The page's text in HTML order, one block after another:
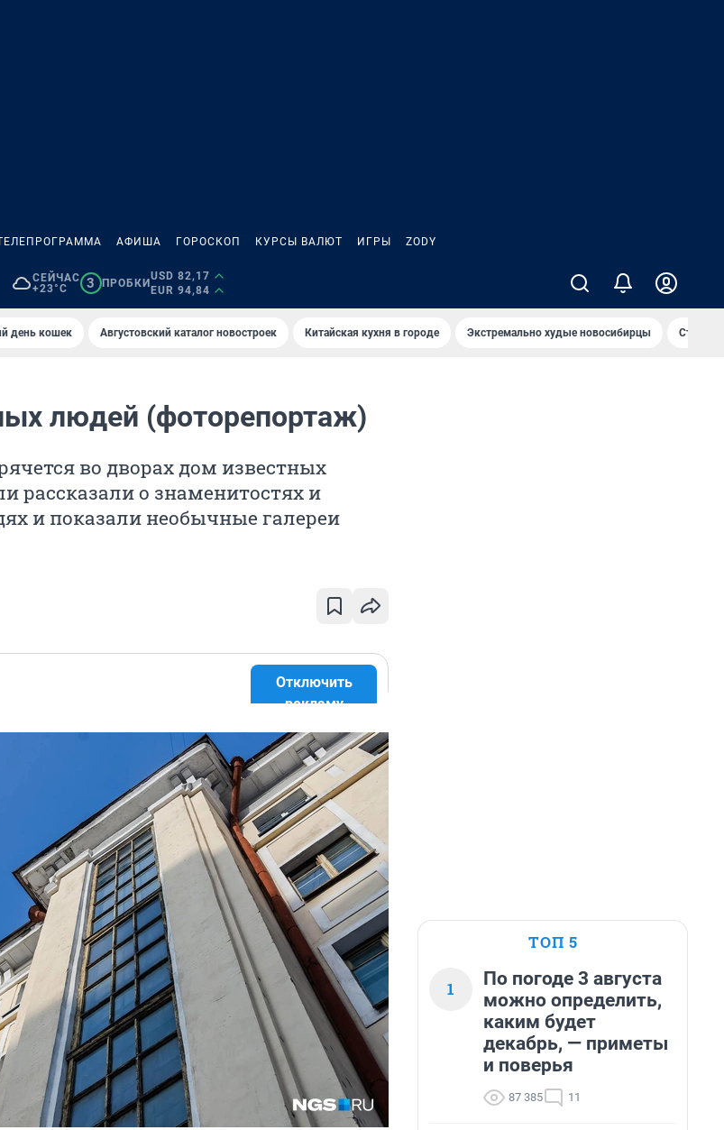
АФИША ГОРОСКОП КУРСЫ ВАЛЮТ ИГРЫ ZODY
СЕЙЧАС
+23°C
3 ПРОБКИ
USD 82,17
EUR 94,84
день кошек Августовский каталог новостроек Китайская кухня в городе Экстремально худые новосибирцы Старт
людей (фоторепортаж)
во дворах дом известных
рассказали о знаменитостях и
и показали необычные галереи
Отключить
рекламу
ТОП 5
1
По погоде 3 августа
можно определить,
каким будет
декабрь, — приметы
и поверья
87 385 11